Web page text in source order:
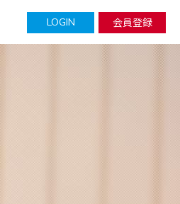
LOGIN 会員登録